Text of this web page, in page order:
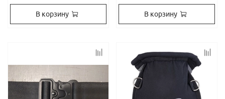
В корзину В корзину